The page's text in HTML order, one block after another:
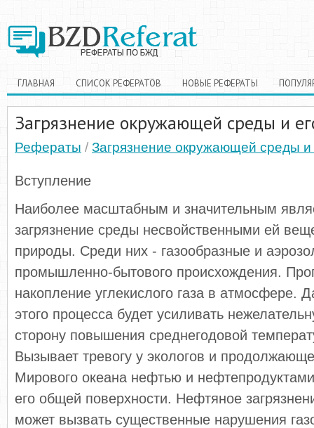
ГЛАВНАЯ СПИСОК РЕФЕРАТОВ НОВЫЕ РЕФЕРАТЫ
Загрязнение окружающей среды и
Рефераты / Загрязнение окружающей среды
Вступление
Наиболее масштабным и значительным
загрязнение среды несвойственными ей
природы. Среди них - газообразные и
промышленно-бытового происхождения.
накопление углекислого газа в атмосфере.
этого процесса будет усиливать
сторону повышения среднегодовой
Вызывает тревогу у экологов и
Мирового океана нефтью и
его общей поверхности. Нефтяное
может вызвать существенные нарушения